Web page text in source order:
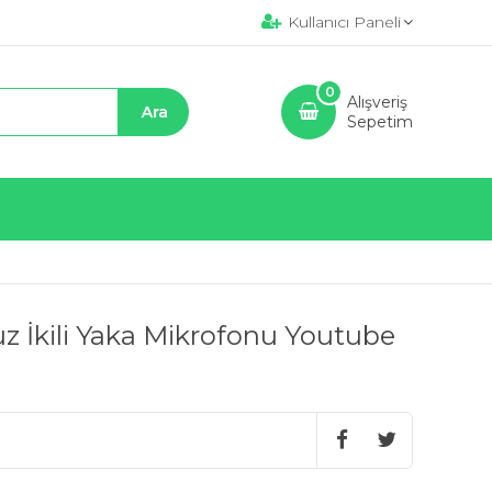
Kullanıcı Paneli
Alışveriş
Sepetim
0
İkili Yaka Mikrofonu Youtube